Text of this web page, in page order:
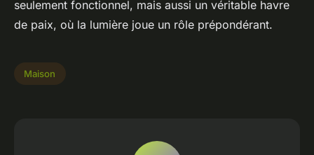
seulement fonctionnel, mais aussi un véritable havre
de paix, où la lumière joue un rôle prépondérant.
Maison